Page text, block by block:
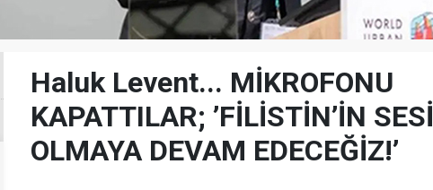
Haluk Levent... MİKROFONU
KAPATTILAR; ’FİLİSTİN’İN SESİ
OLMAYA DEVAM EDECEĞİZ!’